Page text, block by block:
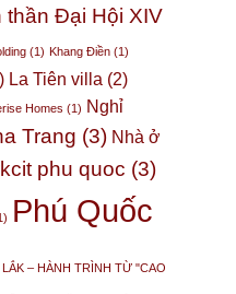
minh
thần Đại Hội XIV
(1) Khang Điền (1)
La Tiên villa (2)
Homes (1) Nghỉ
Trang (3) Nhà ở
phu quoc (3)
Phú Quốc
– HÀNH TRÌNH TỪ "CAO